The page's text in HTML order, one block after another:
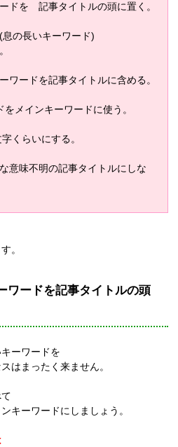
ドを 記事タイトルの頭に置く。
息の長いキーワード)
ワードを記事タイトルに含める。
メインキーワードに使う。
くらいにする。
意味不明の記事タイトルにしな
。
ワードを記事タイトルの頭
ーワードを
はまったく来ません。
キーワードにしましょう。